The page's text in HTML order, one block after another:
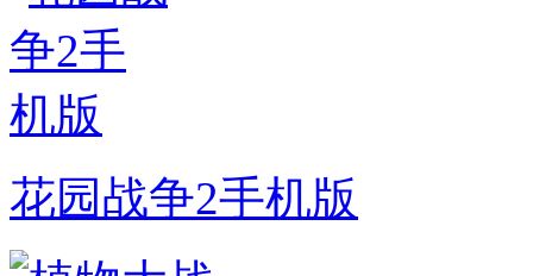
花园战争2手机版